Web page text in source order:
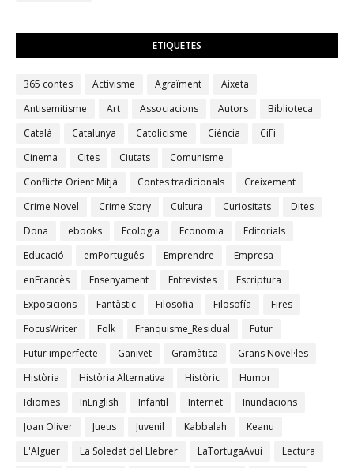
ETIQUETES
365 contes Activisme Agraïment
Aixeta
Antisemitisme
Art Associacions Autors
Biblioteca
Català
Catalunya Catolicisme Ciència
CiFi
Cinema
Cites Ciutats
Comunisme
Conflicte Orient Mitjà
Contes tradicionals
Creixement
Crime Novel
Crime Story Cultura Curiositats
Dites
Dona
ebooks Ecologia Economia
Editorials
Educació
emPortuguês Emprendre
Empresa
enFrancès
Ensenyament Entrevistes
Escriptura
Exposicions
Fantàstic Filosofia Filosofía
Fires
FocusWriter
Folk Franquisme_Residual
Futur
Futur imperfecte
Ganivet Gramàtica
Grans Novel·les
Història
Història Alternativa Històric
Humor
Idiomes
InEnglish Infantil Internet
Inundacions
Joan Oliver
Jueus Juvenil Kabbalah
Keanu
L'Alguer
La Soledat del Llebrer LaTortugaAvui
Lectura